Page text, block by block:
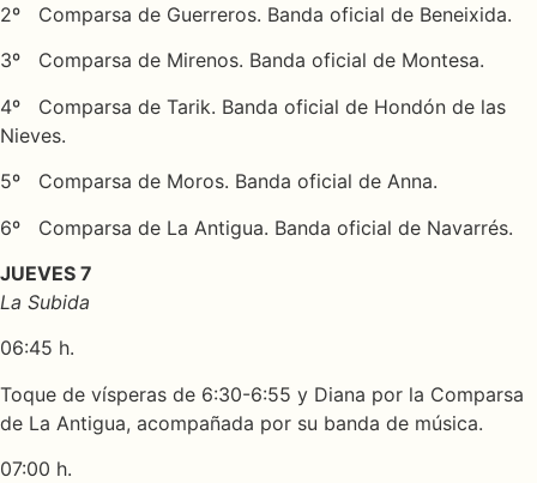
2º Comparsa de Guerreros. Banda oficial de Beneixida.
3º Comparsa de Mirenos. Banda oficial de Montesa.
4º Comparsa de Tarik. Banda oficial de Hondón de las
Nieves.
5º Comparsa de Moros. Banda oficial de Anna.
6º Comparsa de La Antigua. Banda oficial de Navarrés.
JUEVES 7
La Subida
06:45 h.
Toque de vísperas de 6:30-6:55 y Diana por la Comparsa
de La Antigua, acompañada por su banda de música.
07:00 h.